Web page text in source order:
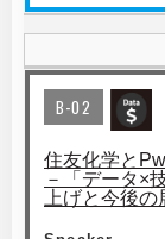
B-02
住友化学と
－「データ×
上げと今後の